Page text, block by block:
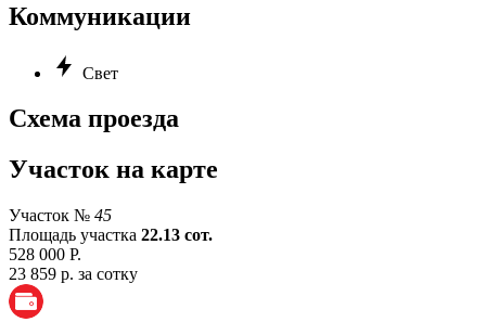
Коммуникации
Свет
Схема проезда
Участок на карте
Участок № 45
Площадь участка 22.13 сот.
528 000 Р.
23 859 р. за сотку